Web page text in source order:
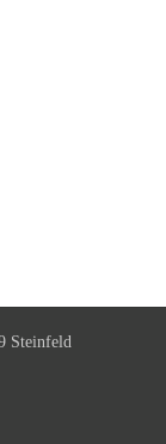
Steinfeld